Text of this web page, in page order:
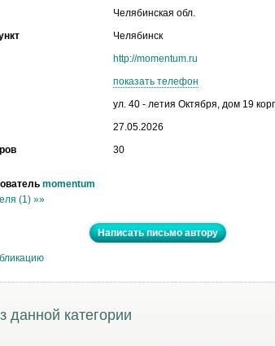
Челябинская обл.
Челябинск
http://momentum.ru
показать телефон
ул. 40 - летия Октября, дом 19
27.05.2026
30
momentum
(1) »»
Написать письмо автору
данной категории